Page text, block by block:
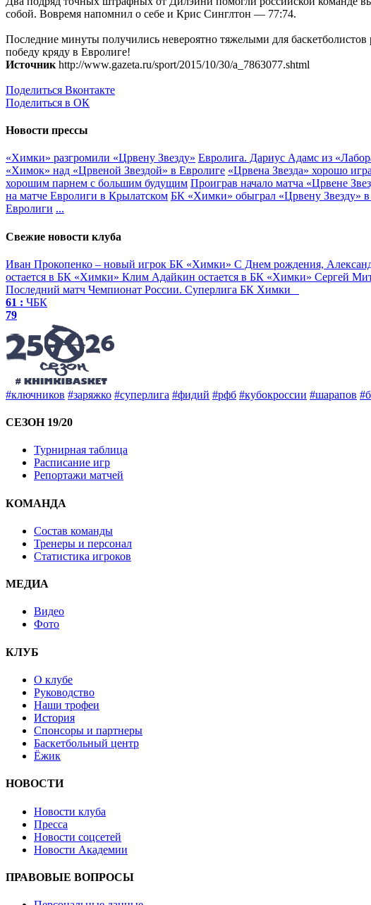
собой. Вовремя напомнил о себе и Крис Синглтон — 77:74.
Последние минуты получились невероятно тяжелыми для
победу кряду в Евролиге!
Источник http://www.gazeta.ru/sport/2015/10/30/a_7863077.shtml
Поделиться Вконтакте
Поделиться в ОК
Новости прессы
«Химки» разгромили «Црвену Звезду» Евролига. Дариус Адамс из
«Химок» над «Црвеной Звездой» в Евролиге «Црвена Звезда» хорошо
хорошим парнем с большим будущим Проиграв начало матча «Црвене
на матче Евролиги в Крылатском БК «Химки» обыграл «Црвену Звезду»
Евролиги ...
Свежие новости клуба
Иван Прокопенко – новый игрок БК «Химки» С Днем рождения,
остается в БК «Химки» Клим Адайкин остается в БК «Химки» Сергей
Последний матч Чемпионат России. Суперлига БК Химки
61 : ЧБК
79
#ключников #заряжко #суперлига #фидий #рфб #кубокроссии #шарапов
СЕЗОН 19/20
Турнирная таблица
Расписание игр
Репортажи матчей
КОМАНДА
Состав команды
Тренеры и персонал
Статистика игроков
МЕДИА
Видео
Фото
КЛУБ
О клубе
Руководство
Наши трофеи
История
Спонсоры и партнеры
Баскетбольный центр
Ёжик
НОВОСТИ
Новости клуба
Пресса
Новости соцсетей
Новости Академии
ПРАВОВЫЕ ВОПРОСЫ